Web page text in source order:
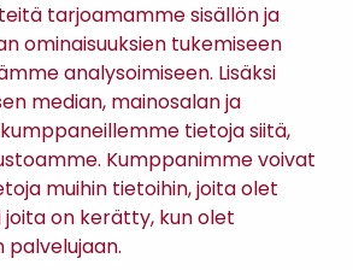
tarjoamamme sisällön ja
ominaisuuksien tukemiseen
analysoimiseen. Lisäksi
median, mainosalan ja
tietoja siitä,
Kumppanimme voivat
muihin tietoihin, joita olet
on kerätty, kun olet
Sopimusehdot
Tietosuojaseloste
Maksutavat